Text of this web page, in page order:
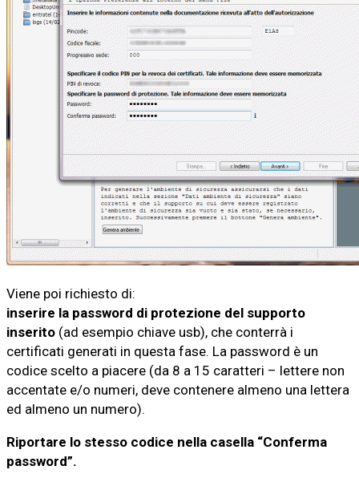
Viene poi richiesto di:
inserire la password di protezione del supporto
inserito (ad esempio chiave usb), che conterrà i
certificati generati in questa fase. La password è un
codice scelto a piacere (da 8 a 15 caratteri – lettere non
accentate e/o numeri, deve contenere almeno una lettera
ed almeno un numero).
Riportare lo stesso codice nella casella “Conferma
password”.